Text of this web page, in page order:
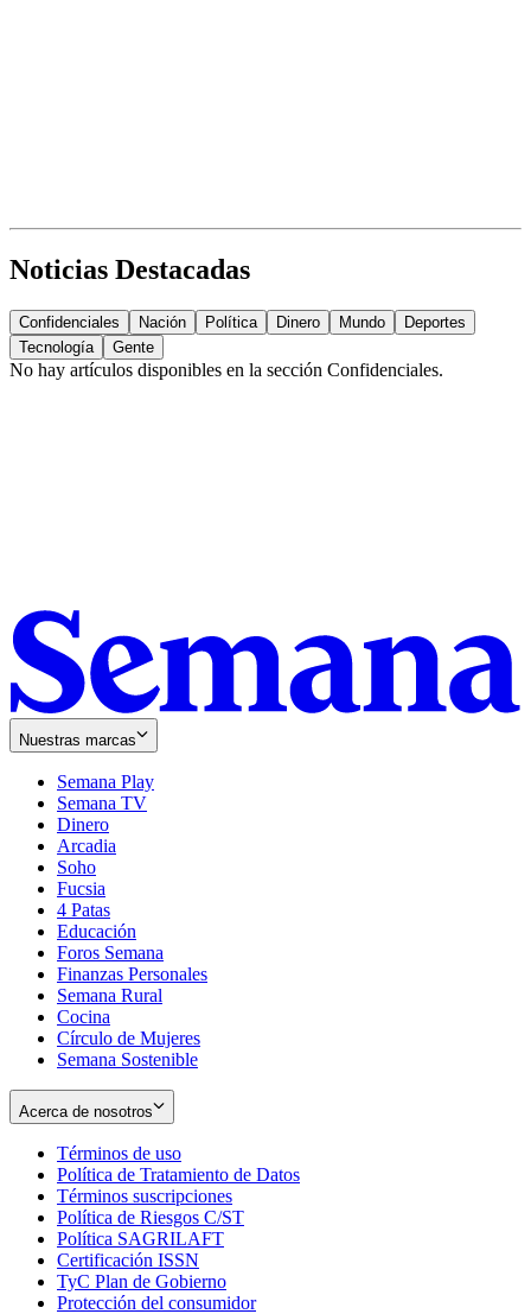
Noticias Destacadas
Confidenciales Nación Política Dinero Mundo
Deportes
Tecnología
Gente
No hay artículos disponibles en la sección Confidenciales.
Nuestras marcas
Semana Play
Semana TV
Dinero
Arcadia
Soho
in
new
window
Fucsia
in
new
window
4 Patas
Educación
Foros Semana
Finanzas Personales
Semana Rural
Cocina
Círculo de Mujeres
Semana Sostenible
Acerca de nosotros
Términos de uso
in
new
window
Política de Tratamiento de Datos
Términos suscripciones
in
Política de Riesgos C/ST
Política SAGRILAFT
new
window
Certificación ISSN
in
new
TyC Plan de Gobierno
in
Protección del consumidorOpens